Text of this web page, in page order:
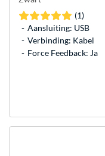
(1)
Aansluiting: USB
Verbinding: Kabel
Force Feedback: Ja